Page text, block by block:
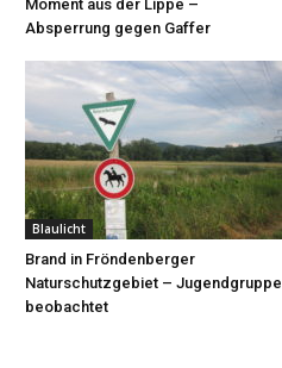
Moment aus der Lippe –
Absperrung gegen Gaffer
Blaulicht
Brand in Fröndenberger
Naturschutzgebiet – Jugendgruppe
beobachtet